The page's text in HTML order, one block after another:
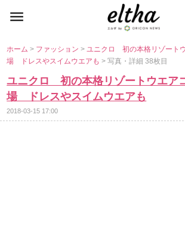
ホーム> ファッション>ユニクロ 初の本格リゾート
場 ドレスやスイムウエアも> 写真・詳細 38枚目
ユニクロ 初の本格リゾートウエア
場 ドレスやスイムウエアも
2018-03-15 17:00